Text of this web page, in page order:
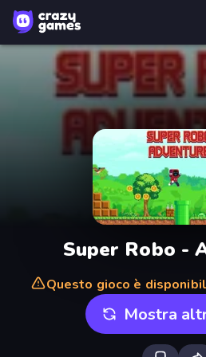
Super Robo -
Questo gioco è
Mostra